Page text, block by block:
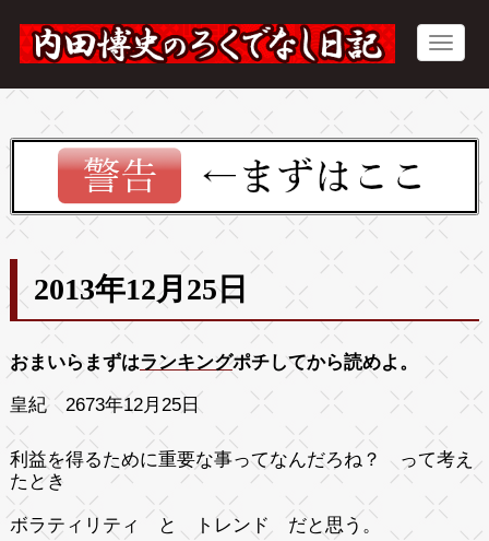
2013年12月25日
おまいらまずはランキングポチしてから読めよ。
皇紀 2673年12月25日
利益を得るために重要な事ってなんだろね？ って考え
たとき
ボラティリティ と トレンド だと思う。